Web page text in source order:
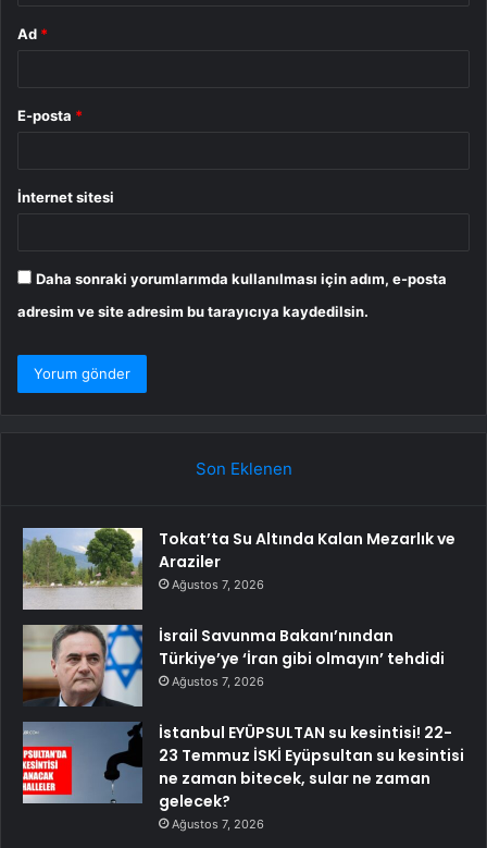
Ad *
E-posta *
İnternet sitesi
Daha sonraki yorumlarımda kullanılması için adım, e-posta
adresim ve site adresim bu tarayıcıya kaydedilsin.
Son Eklenen
Tokat’ta Su Altında Kalan Mezarlık ve
Araziler
Ağustos 7, 2026
İsrail Savunma Bakanı’nından
Türkiye’ye ‘İran gibi olmayın’ tehdidi
Ağustos 7, 2026
İstanbul EYÜPSULTAN su kesintisi! 22-
23 Temmuz İSKİ Eyüpsultan su kesintisi
ne zaman bitecek, sular ne zaman
gelecek?
Ağustos 7, 2026